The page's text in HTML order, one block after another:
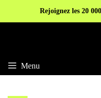
Rejoignez les 20
Menu